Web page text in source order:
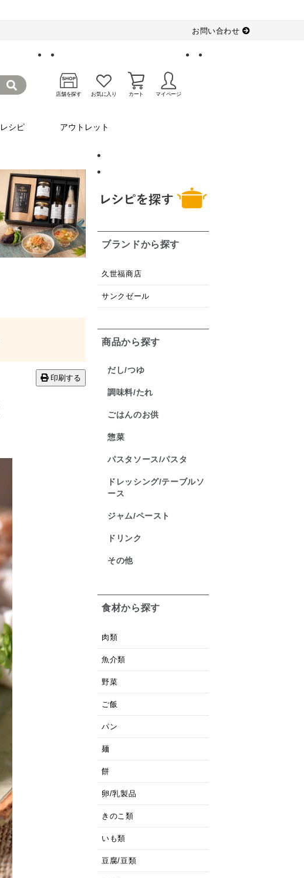
お問い合わせ
店舗を探す お気に入り カート マイページ
レシピ アウトレット
印刷する
ブランドから探す
久世福商店
サンクゼール
商品から探す
だし/つゆ
調味料/たれ
ごはんのお供
惣菜
パスタソース/パスタ
ドレッシング/テーブルソ
ース
ジャム/ペースト
ドリンク
その他
食材から探す
肉類
魚介類
野菜
ご飯
パン
麺
餅
卵/乳製品
きのこ類
いも類
豆腐/豆類